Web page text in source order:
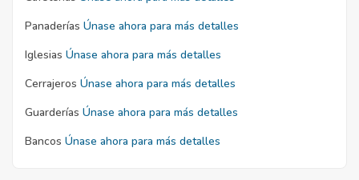
Panaderías Únase ahora para más detalles
Iglesias Únase ahora para más detalles
Cerrajeros Únase ahora para más detalles
Guarderías Únase ahora para más detalles
Bancos Únase ahora para más detalles